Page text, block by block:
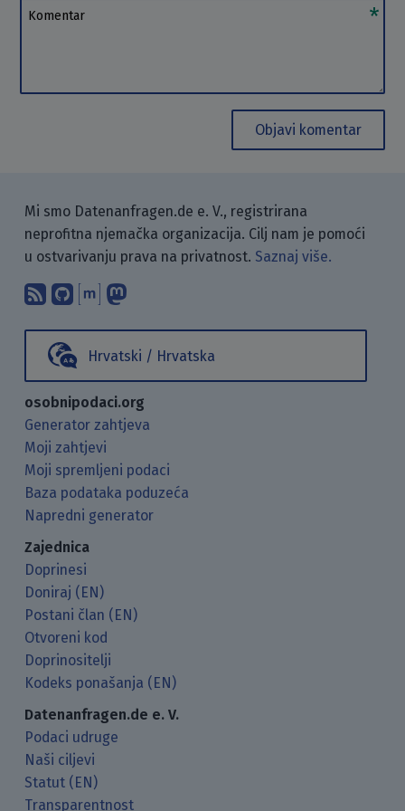
Komentar
Objavi komentar
Mi smo Datenanfragen.de e. V., registrirana
neprofitna njemačka organizacija. Cilj nam je pomoći
u ostvarivanju prava na privatnost. Saznaj više.
Pretplati se na naš blog koristeći
Pronađi nas na GitHubu.
Raspravljaj s nama putem
Hrvatski / Hrvatska
osobnipodaci.org
Generator zahtjeva
Moji zahtjevi
Moji spremljeni podaci
Baza podataka poduzeća
Napredni generator
Zajednica
Doprinesi
Doniraj (EN)
Postani član (EN)
Otvoreni kod
Doprinositelji
Kodeks ponašanja (EN)
Datenanfragen.de e. V.
Podaci udruge
Naši ciljevi
Statut (EN)
Transparentnost